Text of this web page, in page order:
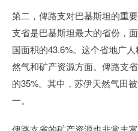
第二，俾路支对巴基斯坦的重
支省是巴基斯坦最大的省份，
国面积的43.6%。这个省地广
然气和矿产资源方面。俾路支
的35%。其中，苏伊天然气田
一。